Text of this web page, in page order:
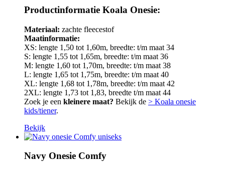
Productinformatie Koala Onesie:
Materiaal: zachte fleecestof
Maatinformatie:
XS: lengte 1,50 tot 1,60m, breedte: t/m maat 34
S: lengte 1,55 tot 1,65m, breedte: t/m maat 36
M: lengte 1,60 tot 1,70m, breedte: t/m maat 38
L: lengte 1,65 tot 1,75m, breedte: t/m maat 40
XL: lengte 1,68 tot 1,78m, breedte: t/m maat 42
2XL: lengte 1,73 tot 1,83, breedte t/m maat 44
Zoek je een kleinere maat? Bekijk de > Koala onesie
kids/tiener.
Bekijk
Navy Onesie Comfy